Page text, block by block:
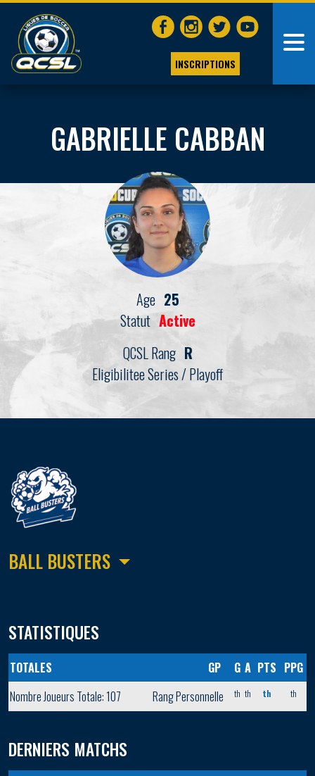
INSCRIPTIONS
GABRIELLE CABBAN
Age 25
Statut Active
QCSL Rang R
Eligibilitee Series / Playoff
BALL BUSTERS
STATISTIQUES
TOTALES GP G A PTS PPG
Nombre Joueurs Totale: 107
Rang Personnelle th th th th
DERNIERS MATCHS